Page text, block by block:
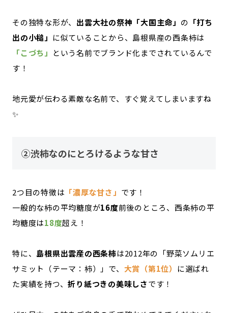
その独特な形が、 出雲大社の祭神「大国主命」 の 「打ち
出の小槌」 に似ていることから、島根県産の西条柿は
「こづち」
という名前でブランド化までされているんで
す！
地元愛が伝わる素敵な名前で、すぐ覚えてしまいますね
✨
②渋柿なのにとろけるような甘さ
2つ目の特徴は 「濃厚な甘さ」 です！
一般的な柿の平均糖度が16度前後のところ、西条柿の平
均糖度は18度超え！
特に、 島根県出雲産の西条柿は2012年の「野菜ソムリエ
サミット（テーマ：柿）」で、 大賞（第1位）
に選ばれ
た実績を持つ、折り紙つきの美味しさです！